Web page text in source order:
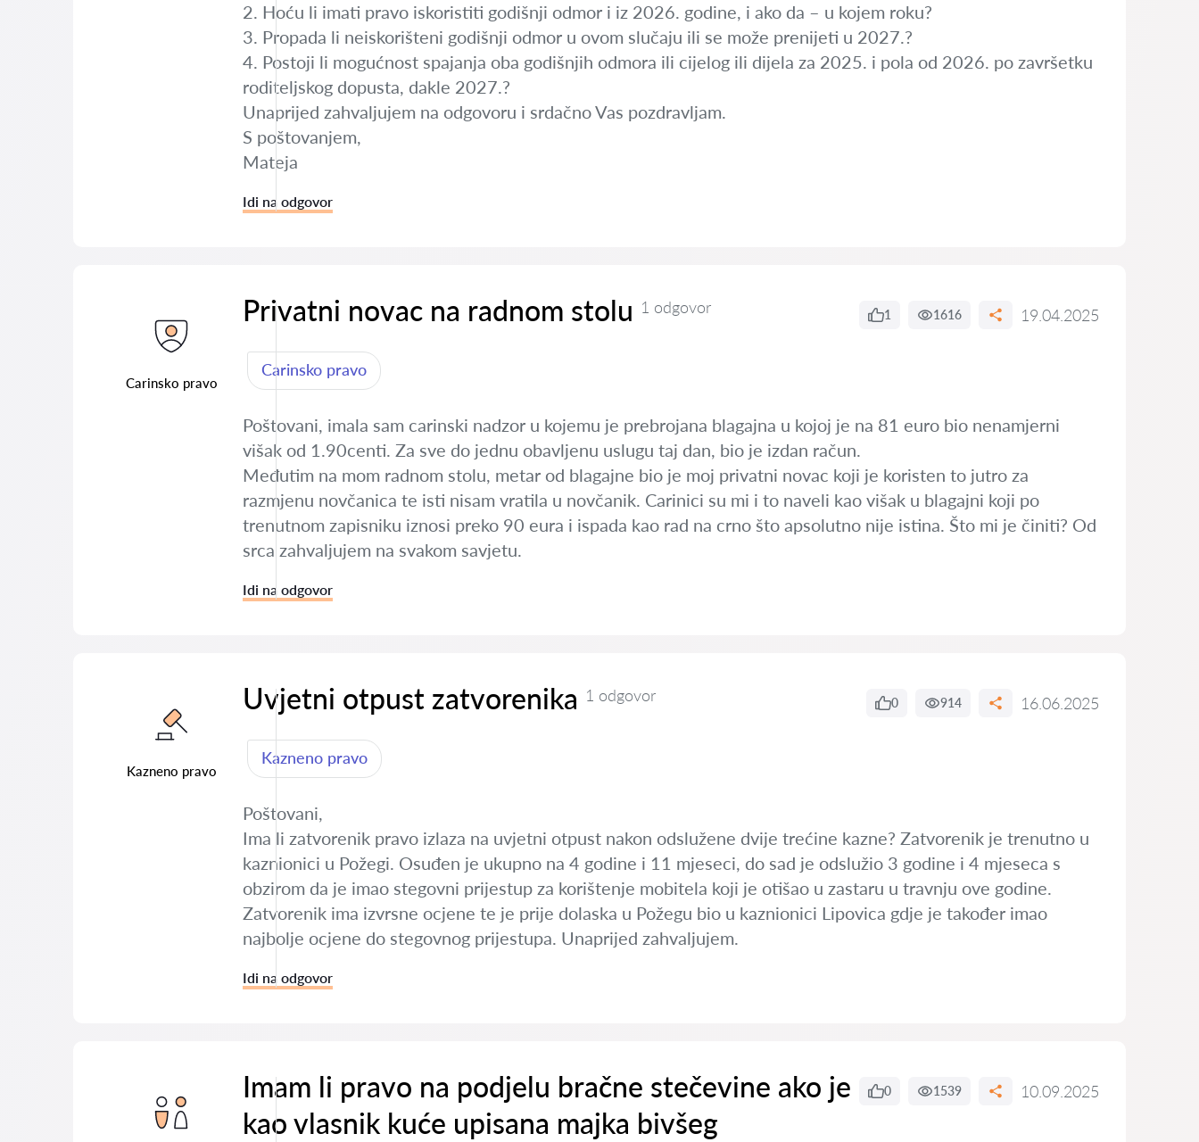
2. Hoću li imati pravo iskoristiti godišnji odmor i iz 2026. godine, i ako da – u kojem roku?
3. Propada li neiskorišteni godišnji odmor u ovom slučaju ili se može prenijeti u 2027.?
4. Postoji li mogućnost spajanja oba godišnjih odmora ili cijelog ili dijela za 2025. i pola od 2026. po završetku
roditeljskog dopusta, dakle 2027.?
Unaprijed zahvaljujem na odgovoru i srdačno Vas pozdravljam.
S poštovanjem,
Mateja
Idi na odgovor
Carinsko pravo
Privatni novac na radnom stolu 1 odgovor 1 1616 19.04.2025
Carinsko pravo
Poštovani, imala sam carinski nadzor u kojemu je prebrojana blagajna u kojoj je na 81 euro bio nenamjerni
višak od 1.90centi. Za sve do jednu obavljenu uslugu taj dan, bio je izdan račun.
Međutim na mom radnom stolu, metar od blagajne bio je moj privatni novac koji je koristen to jutro za
razmjenu novčanica te isti nisam vratila u novčanik. Carinici su mi i to naveli kao višak u blagajni koji po
trenutnom zapisniku iznosi preko 90 eura i ispada kao rad na crno što apsolutno nije istina. Što mi je činiti? Od
srca zahvaljujem na svakom savjetu.
Idi na odgovor
Kazneno pravo
Uvjetni otpust zatvorenika 1 odgovor 0 914 16.06.2025
Kazneno pravo
Poštovani,
Ima li zatvorenik pravo izlaza na uvjetni otpust nakon odslužene dvije trećine kazne? Zatvorenik je trenutno u
kaznionici u Požegi. Osuđen je ukupno na 4 godine i 11 mjeseci, do sad je odslužio 3 godine i 4 mjeseca s
obzirom da je imao stegovni prijestup za korištenje mobitela koji je otišao u zastaru u travnju ove godine.
Zatvorenik ima izvrsne ocjene te je prije dolaska u Požegu bio u kaznionici Lipovica gdje je također imao
najbolje ocjene do stegovnog prijestupa. Unaprijed zahvaljujem.
Idi na odgovor
Imam li pravo na podjelu bračne stečevine ako je
kao vlasnik kuće upisana majka bivšeg
0 1539 10.09.2025